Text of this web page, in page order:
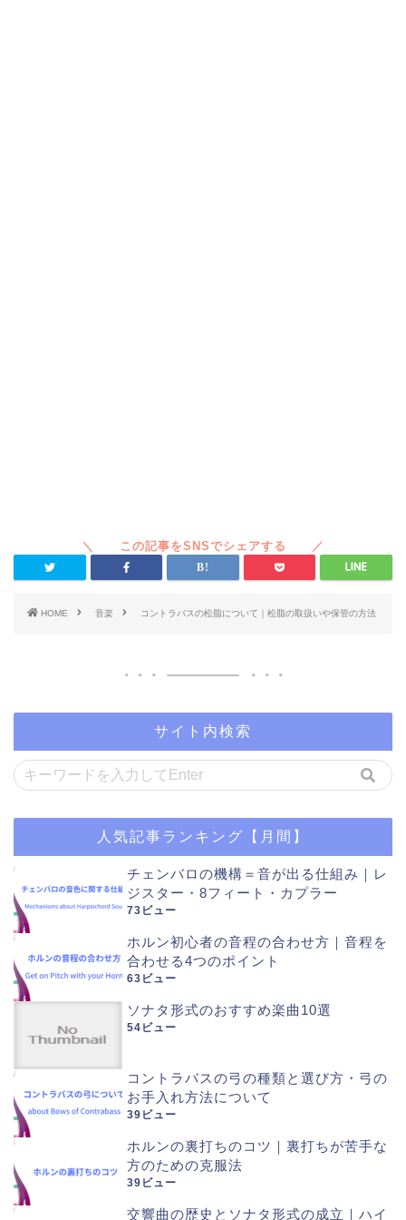
HOME 音楽 コントラバスの松脂について｜松脂の取扱いや保管の方法
サイト内検索
人気記事ランキング【月間】
チェンバロの機構＝音が出る仕組み｜レ
ジスター・8フィート・カプラー
73ビュー
ホルン初心者の音程の合わせ方｜音程を
合わせる4つのポイント
63ビュー
ソナタ形式のおすすめ楽曲10選
54ビュー
コントラバスの弓の種類と選び方・弓の
お手入れ方法について
39ビュー
ホルンの裏打ちのコツ｜裏打ちが苦手な
方のための克服法
39ビュー
交響曲の歴史とソナタ形式の成立｜ハイ